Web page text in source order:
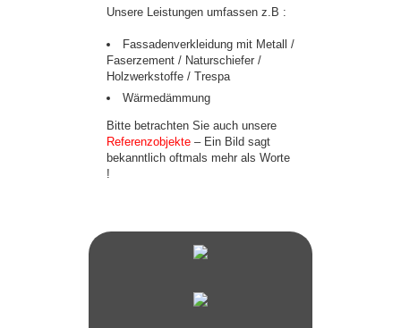
Unsere Leistungen umfassen z.B :
Fassadenverkleidung mit Metall /
Faserzement / Naturschiefer /
Holzwerkstoffe / Trespa
Wärmedämmung
Bitte betrachten Sie auch unsere
Referenzobjekte – Ein Bild sagt
bekanntlich oftmals mehr als Worte
!